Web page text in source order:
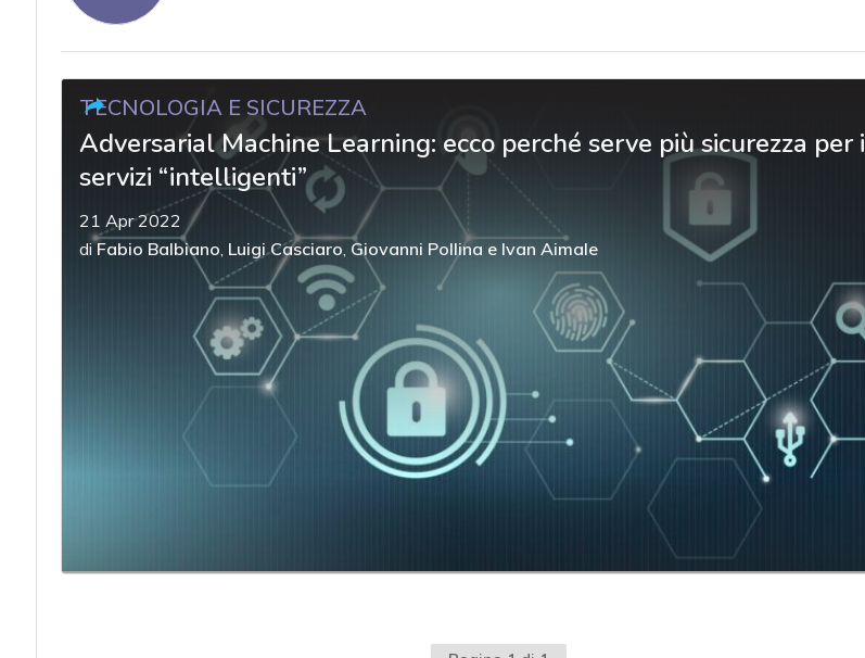
TECNOLOGIA E SICUREZZA
Adversarial Machine Learning: ecco perché serve più sicurezza per i
servizi “intelligenti”
21 Apr 2022
diFabio Balbiano, Luigi Casciaro, Giovanni Pollina e Ivan Aimale